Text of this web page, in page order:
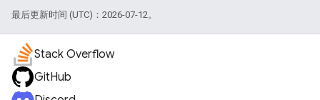
最后更新时间 (UTC)：2026-07-12。
Stack Overflow
GitHub